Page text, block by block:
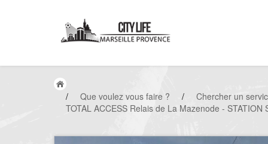
/ Que voulez vous faire ? /
Chercher un
TOTAL ACCESS Relais de La Mazenode - STATION